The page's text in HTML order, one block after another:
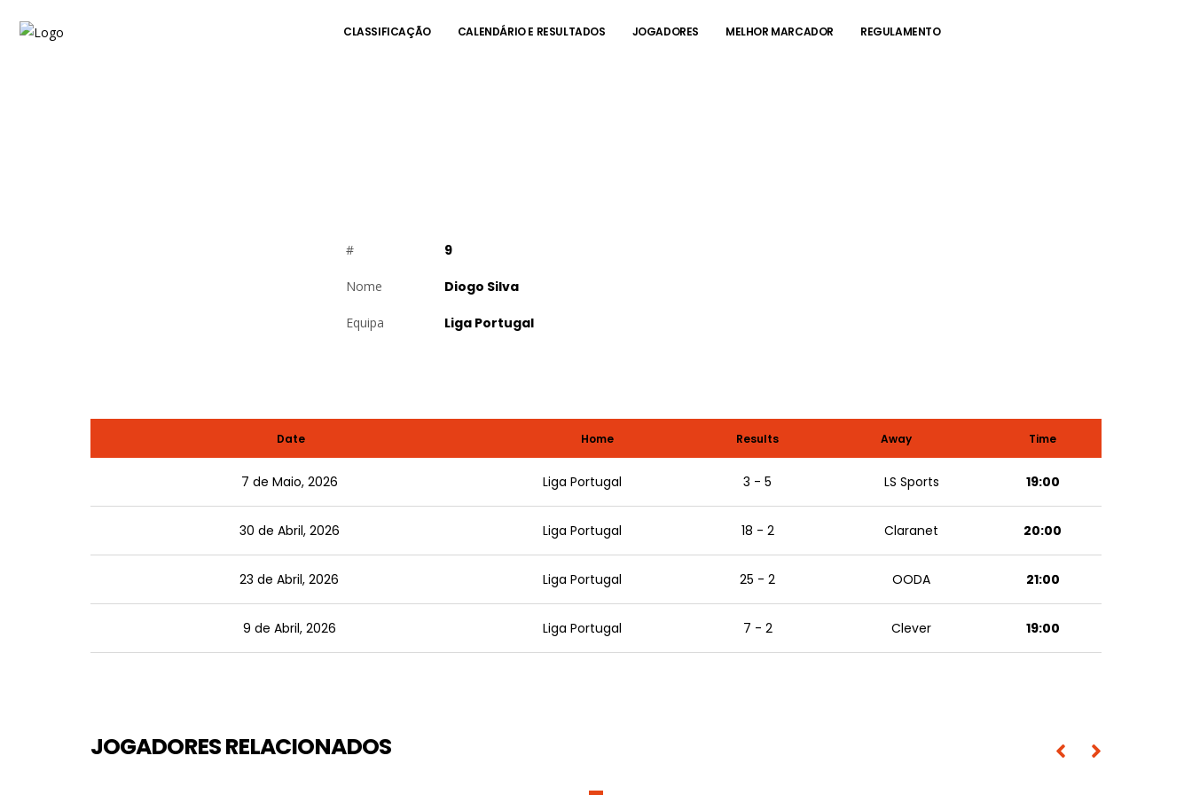
CLASSIFICAÇÃO CALENDÁRIO E RESULTADOS JOGADORES MELHOR MARCADOR REGULAMENTO
# 9
Nome Diogo Silva
Equipa Liga Portugal
Date Home Results Away Time
7 de Maio, 2026 Liga Portugal 3 - 5 LS Sports 19:00
30 de Abril, 2026 Liga Portugal 18 - 2 Claranet 20:00
23 de Abril, 2026 Liga Portugal 25 - 2 OODA 21:00
9 de Abril, 2026 Liga Portugal 7 - 2 Clever 19:00
JOGADORES RELACIONADOS
Pedro Ferreira
João Pedro Araújo
Leonardo de Brito